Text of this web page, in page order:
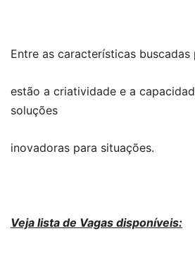
Entre as características buscadas
estão a criatividade e a
soluções
inovadoras para situações.
Veja lista de Vagas disponíveis: